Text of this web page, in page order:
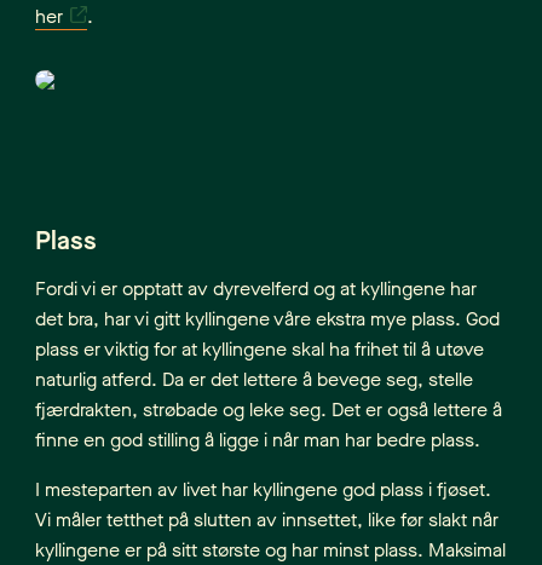
her
.
Plass
Fordi vi er opptatt av dyrevelferd og at kyllingene har
det bra, har vi gitt kyllingene våre ekstra mye plass. God
plass er viktig for at kyllingene skal ha frihet til å utøve
naturlig atferd. Da er det lettere å bevege seg, stelle
fjærdrakten, strøbade og leke seg. Det er også lettere å
finne en god stilling å ligge i når man har bedre plass.
I mesteparten av livet har kyllingene god plass i fjøset.
Vi måler tetthet på slutten av innsettet, like før slakt når
kyllingene er på sitt største og har minst plass. Maksimal